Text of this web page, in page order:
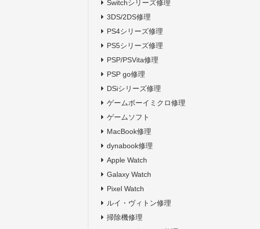
Switchシリーズ修理
3DS/2DS修理
PS4シリーズ修理
PS5シリーズ修理
PSP/PSVita修理
PSP go修理
DSiシリーズ修理
ゲームボーイミクロ修理
ゲームソフト
MacBook修理
dynabook修理
Apple Watch
Galaxy Watch
Pixel Watch
ルイ・ヴィトン修理
掃除機修理